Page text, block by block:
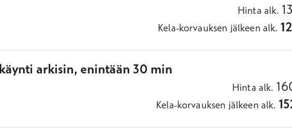
Hinta alk.
Kela-korvauksen jälkeen alk.
arkisin, enintään 30 min
Hinta alk.
Kela-korvauksen jälkeen alk.